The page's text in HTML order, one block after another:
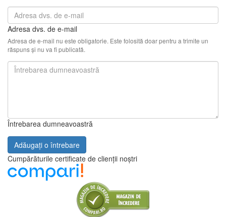
Adresa dvs. de e-mail
Adresa de e-mail nu este obligatorie. Este folosită doar pentru a trimite un
răspuns și nu va fi publicată.
Întrebarea dumneavoastră
Adăugați o întrebare
Cumpărăturile certificate de clienții noștri